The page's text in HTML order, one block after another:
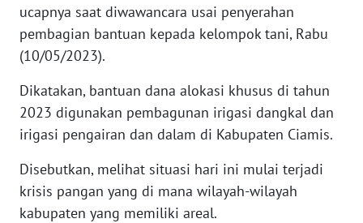
ucapnya saat diwawancara usai penyerahan
pembagian bantuan kepada kelompok tani, Rabu
(10/05/2023).
Dikatakan, bantuan dana alokasi khusus di tahun
2023 digunakan pembagunan irigasi dangkal dan
irigasi pengairan dan dalam di Kabupaten Ciamis.
Disebutkan, melihat situasi hari ini mulai terjadi
krisis pangan yang di mana wilayah-wilayah
kabupaten yang memiliki areal.
DISCLAIMER
Wahana
Regional
WN
WN
JAKARTA